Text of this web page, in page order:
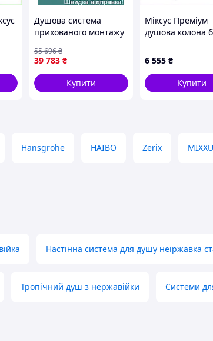
сталь із
Душова система
прихованого монтажу
латунь (SYSY35BSB)
39 783 ₴
55 696₴
Купити
Міксус Преміум
душова колона
6 555 ₴
Купити
Hansgrohe HAIBO Zerix
Настінна система для душу неіржавка
Тропічний душ з нержавійки Системи